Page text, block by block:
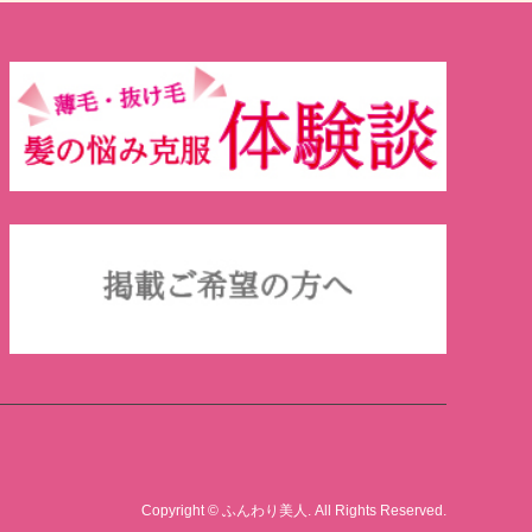
Copyright © ふんわり美人 . All Rights Reserved.